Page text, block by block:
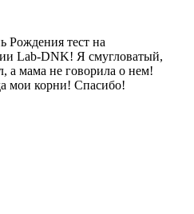
Рождения тест на
Lab-DNK! Я смугловатый,
а мама не говорила о нем!
мои корни! Спасибо!